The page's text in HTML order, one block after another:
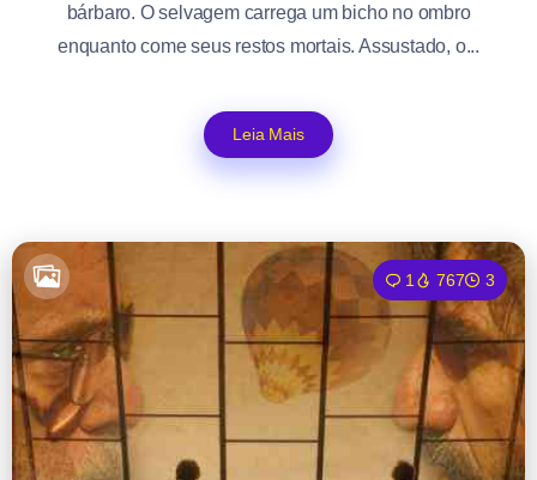
bárbaro. O selvagem carrega um bicho no ombro
enquanto come seus restos mortais. Assustado, o...
Leia Mais
1 767 3